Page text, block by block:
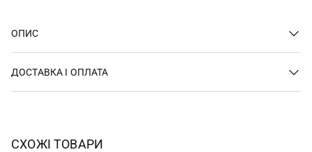
ОПИС
ДОСТАВКА І ОПЛАТА
СХОЖІ ТОВАРИ